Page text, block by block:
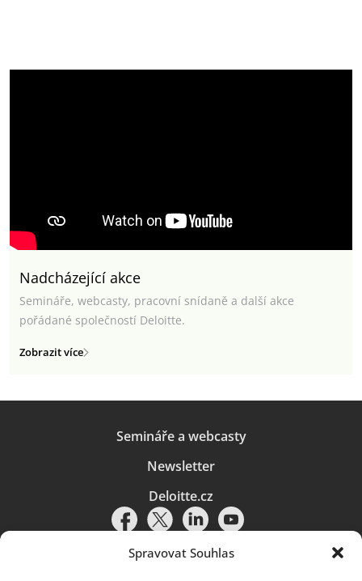
Spravovat Souhlas
Nadcházející akce
Semináře, webcasty, pracovní snídaně a další akce
pořádané společností Deloitte.
Zobrazit více
Semináře a webcasty
Newsletter
Deloitte.cz